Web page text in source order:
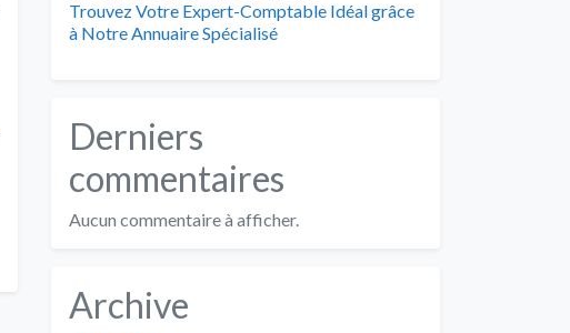
Trouvez Votre Expert-Comptable Idéal grâce
à Notre Annuaire Spécialisé
Derniers
commentaires
Aucun commentaire à afficher.
Archive